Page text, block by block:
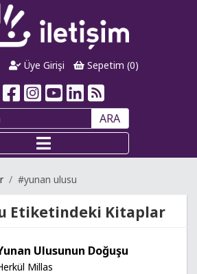
Üye Girişi Sepetim (0)
ARA
#yunan ulusu
Etiketindeki Kitaplar
Ulusunun Doğuşu
Millas